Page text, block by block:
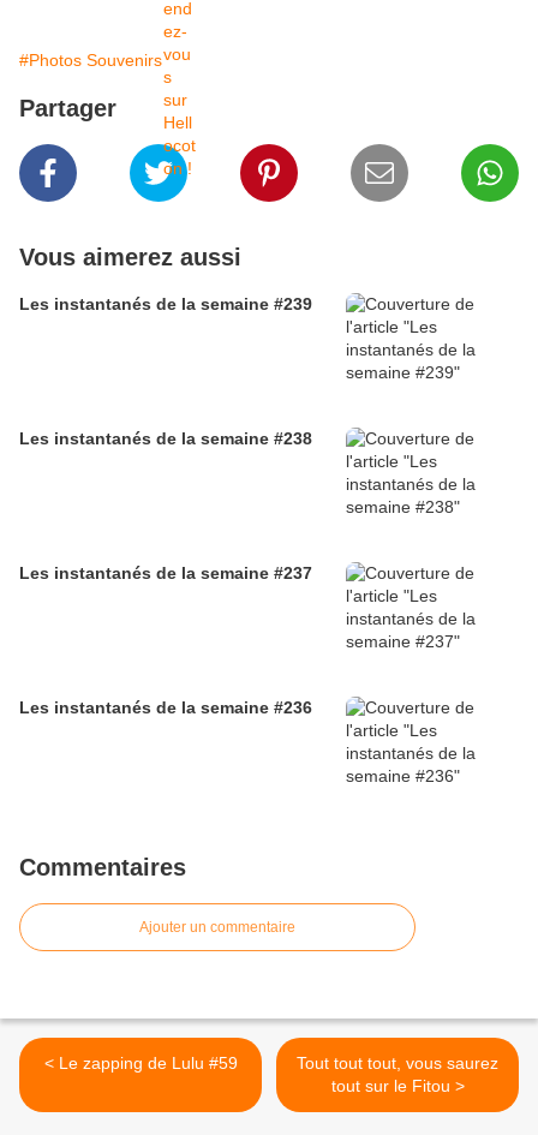
#Photos Souvenirs
Partager
Vous aimerez aussi
Les instantanés de la semaine #239
Les instantanés de la semaine #238
Les instantanés de la semaine #237
Les instantanés de la semaine #236
Commentaires
Ajouter un commentaire
< Le zapping de Lulu #59
Tout tout tout, vous saurez
tout sur le Fitou >